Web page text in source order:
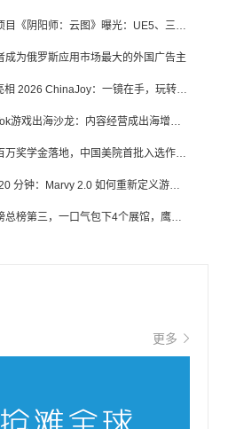
金韬创业项目《阴阳师：云图》曝光：UE5、三端互通、ARPG
成为俄罗斯应用市场最大的外国广告主
VITURE 亮相 2026 ChinaJoy：一镜在手，玩转全场！
2026 TikTok游戏出海沙龙：内容经营成出海增长新引擎
腾讯游戏百万奖学金落地，中国美院首批入选作品获业内关注
从 3 天到 20 分钟：Marvy 2.0 如何重新定义游戏出海营销效率？
冲进畅销榜总榜第三，一口气包下4个展馆，鹰角把嘉年华做爆了
更多